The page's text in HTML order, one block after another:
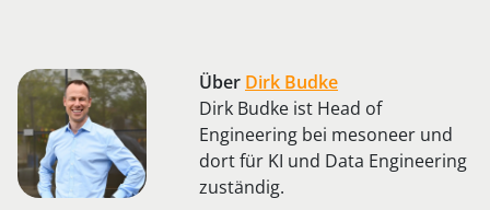
Über Dirk Budke
Dirk Budke ist Head of
Engineering bei mesoneer und
dort für KI und Data Engineering
zuständig.